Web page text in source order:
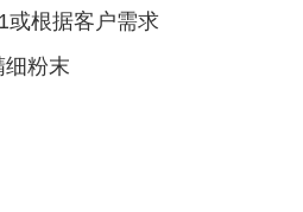
或根据客户需求
细粉末